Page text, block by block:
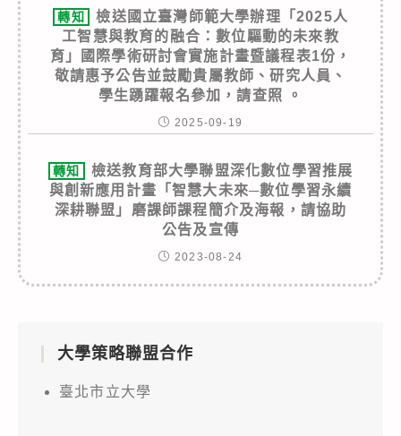
轉知
檢送國立臺灣師範大學辦理「2025人
工智慧與教育的融合：數位驅動的未來教
育」國際學術研討會實施計畫暨議程表1份，
敬請惠予公告並鼓勵貴屬教師、研究人員、
學生踴躍報名參加，請查照 。
2025-09-19
轉知
檢送教育部大學聯盟深化數位學習推展
與創新應用計畫「智慧大未來─數位學習永續
深耕聯盟」磨課師課程簡介及海報，請協助
公告及宣傳
2023-08-24
大學策略聯盟合作
臺北市立大學